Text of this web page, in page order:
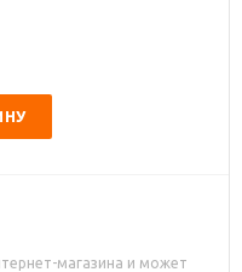
магазина и может